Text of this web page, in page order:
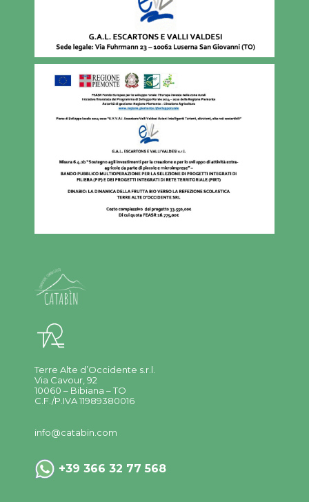
Terre Alte d’Occidente s.r.l.
Via Cavour, 92
10060 – Bibiana – TO
C.F./P.IVA 11989380016
info@catabin.com
+39 366 32 77 568